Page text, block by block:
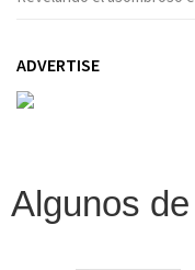
ADVERTISE
Algunos